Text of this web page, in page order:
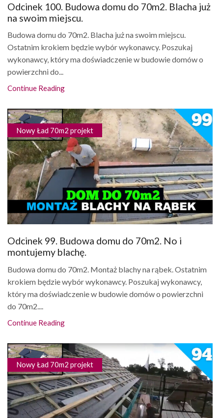
Odcinek 100. Budowa domu do 70m2. Blacha już
na swoim miejscu.
Budowa domu do 70m2. Blacha już na swoim miejscu.
Ostatnim krokiem będzie wybór wykonawcy. Poszukaj
wykonawcy, który ma doświadczenie w budowie domów o
powierzchni do...
Continue Reading
Nowy Ład 70m2 projekt
Odcinek 99. Budowa domu do 70m2. No i
montujemy blachę.
Budowa domu do 70m2. Montaż blachy na rąbek. Ostatnim
krokiem będzie wybór wykonawcy. Poszukaj wykonawcy,
który ma doświadczenie w budowie domów o powierzchni
do 70m2....
Continue Reading
Nowy Ład 70m2 projekt